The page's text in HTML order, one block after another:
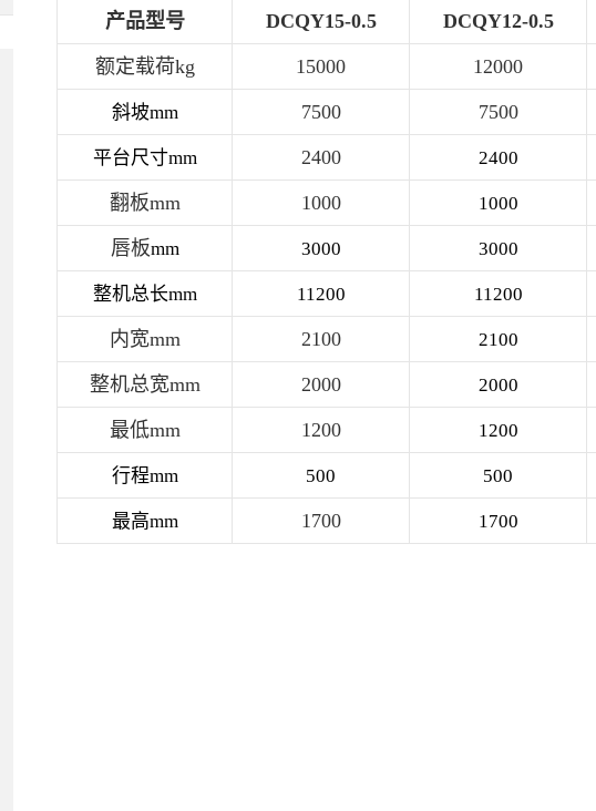
产品型号 DCQY15-0.5 DCQY12-0.5
额定载荷kg 15000 12000
斜坡mm 7500 7500
平台尺寸mm 2400 2400
翻板mm 1000 1000
唇板mm 3000 3000
整机总长mm 11200 11200
内宽mm 2100 2100
整机总宽mm 2000 2000
最低mm 1200 1200
行程mm 500 500
最高mm 1700 1700